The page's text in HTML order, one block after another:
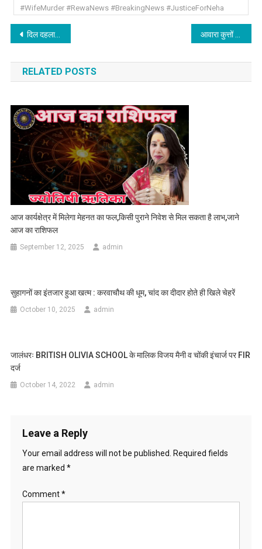
#WifeMurder #RewaNews #BreakingNews #JusticeForNeha
Post navigation
दिल दहला देने वाली वारदात : ‘Lady Killer’ को गिरफ्तार करने पर हुए खौफनाक खुलासे,अपने बेटे सहित इतने बच्चों का कर चुकी कत्ल,पढ़े
RELATED POSTS
आज कार्यक्षेत्र में मिलेगा मेहनत का फल,किसी पुराने निवेश से मिल सकता है लाभ,जाने
आज का राशिफल
September 12, 2025 admin
सुहागनों का इंतजार हुआ खत्म : करवाचौथ की धूम, चांद का दीदार होते ही खिले चेहरें
October 10, 2025 admin
जालंधरः BRITISH OLIVIA SCHOOL के मालिक विजय मैनी व चोंकी इंचार्ज पर FIR
दर्ज
October 14, 2022 admin
Leave a Reply
Your email address will not be published. Required fields
are marked *
Comment*